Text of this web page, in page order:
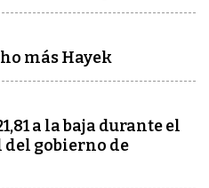
más Hayek
a la baja durante el
gobierno de